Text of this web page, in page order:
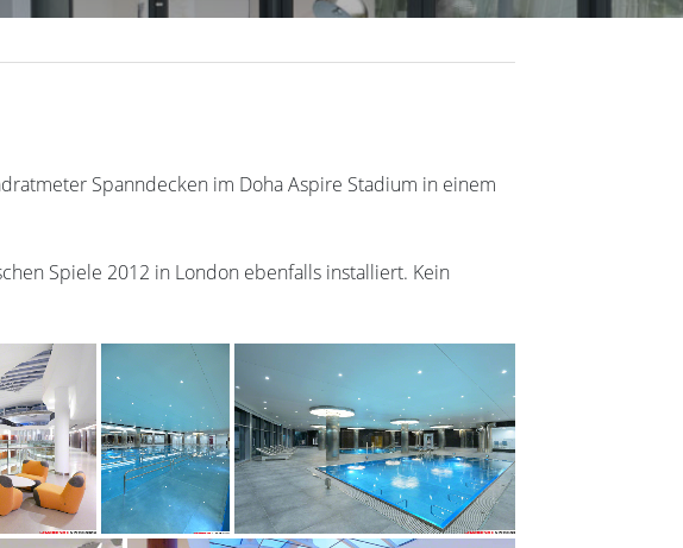
Spanndecken im Doha Aspire Stadium in einem
Spiele 2012 in London ebenfalls installiert. Kein